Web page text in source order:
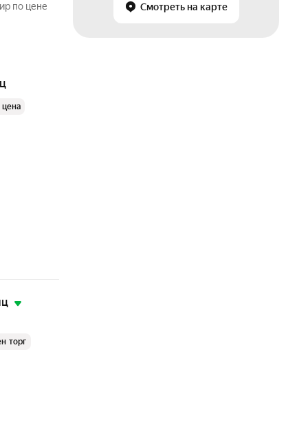
Смотреть на карте
по цене
торг